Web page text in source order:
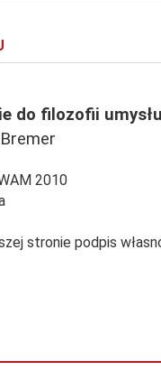
do filozofii umysłu
2010
stronie podpis